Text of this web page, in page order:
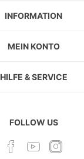
INFORMATION
MEIN KONTO
HILFE & SERVICE
FOLLOW US